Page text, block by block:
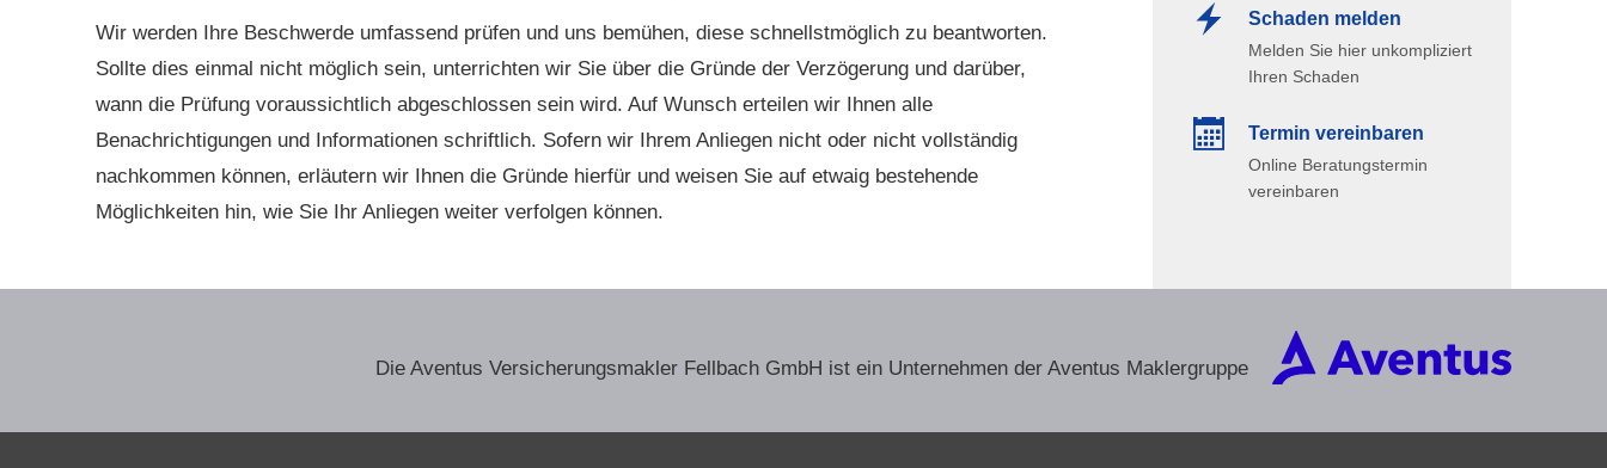
Schaden melden
Melden Sie hier unkompliziert
Ihren Schaden
Termin ver­ein­baren
Online Beratungstermin
vereinbaren
Wir werden Ihre Beschwerde umfassend prüfen und uns bemühen, diese schnellstmöglich zu beantworten.
Sollte dies einmal nicht möglich sein, unterrichten wir Sie über die Gründe der Verzögerung und darüber,
wann die Prüfung voraussichtlich abgeschlossen sein wird. Auf Wunsch erteilen wir Ihnen alle
Benachrichtigungen und Informationen schriftlich. Sofern wir Ihrem Anliegen nicht oder nicht vollständig
nachkommen können, erläutern wir Ihnen die Gründe hierfür und weisen Sie auf etwaig bestehende
Möglichkeiten hin, wie Sie Ihr Anliegen weiter verfolgen können.
Die Aventus Ver­sicherungs­makler Fellbach GmbH ist ein Unternehmen der Aventus Maklergruppe